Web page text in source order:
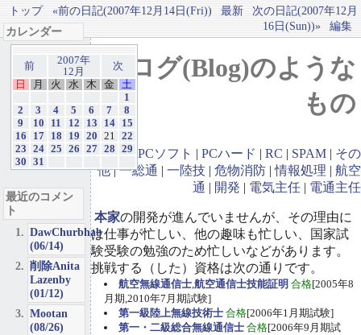
トップ «前の日記(2007年12月14日(Fri)) 最新
次の日記(2007年12月
16日(Sun))»
編集
ブログ(Blog)のような
もの
GBA| PCソフト | PCハード | RC | SPAM | その
他|一総通 | 一陸技 | 危物消防 |情報処理 | 航空
通 | 開発 | 電気主任 | 電通主任
本家の開発が進んでいませんが、その理由に
は仕事が忙しい、他の趣味も忙しい、国家試
験受験の勉強のため忙しいなどがあります。
挑戦する（した）資格は次の通りです。
航空無線通信士,航空通信士技能証明 合格[2005年8
月期,2010年7月期試験]
第一級陸上無線技術士 合格[2006年1月期試験]
第一・二級総合無線通信士 合格[2006年9月期試
カレンダー
前
2007年
12月
次
日
月 火 水 木 金
土
1
2
3 4 5 6 7
8
9
10 11 12 13 14
15
16
17 18 19 20 21
22
23
24 25 26 27 28
29
30
31
最近のコメン
ト
DawChurbhab
(06/14)
削除Anita
Lazenby
(01/12)
Mootan
(08/26)